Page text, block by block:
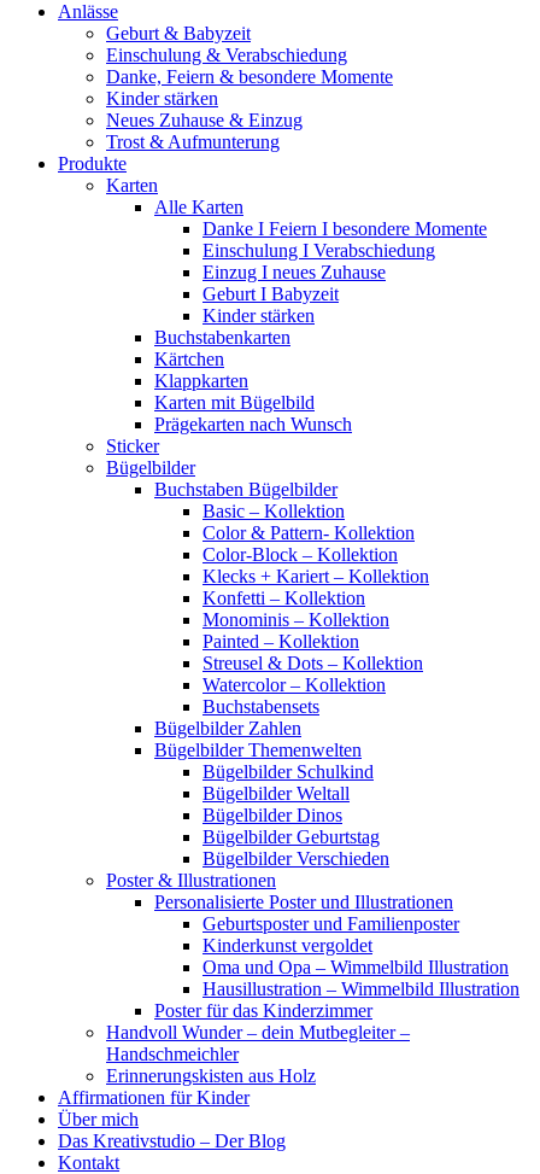
Anlässe
Geburt & Babyzeit
Einschulung & Verabschiedung
Danke, Feiern & besondere Momente
Kinder stärken
Neues Zuhause & Einzug
Trost & Aufmunterung
Produkte
Karten
Alle Karten
Danke I Feiern I besondere Momente
Einschulung I Verabschiedung
Einzug I neues Zuhause
Geburt I Babyzeit
Kinder stärken
Buchstabenkarten
Kärtchen
Klappkarten
Karten mit Bügelbild
Prägekarten nach Wunsch
Sticker
Bügelbilder
Buchstaben Bügelbilder
Basic – Kollektion
Color & Pattern- Kollektion
Color-Block – Kollektion
Klecks + Kariert – Kollektion
Konfetti – Kollektion
Monominis – Kollektion
Painted – Kollektion
Streusel & Dots – Kollektion
Watercolor – Kollektion
Buchstabensets
Bügelbilder Zahlen
Bügelbilder Themenwelten
Bügelbilder Schulkind
Bügelbilder Weltall
Bügelbilder Dinos
Bügelbilder Geburtstag
Bügelbilder Verschieden
Poster & Illustrationen
Personalisierte Poster und Illustrationen
Geburtsposter und Familienposter
Kinderkunst vergoldet
Oma und Opa – Wimmelbild Illustration
Hausillustration – Wimmelbild Illustration
Poster für das Kinderzimmer
Handvoll Wunder – dein Mutbegleiter –
Handschmeichler
Erinnerungskisten aus Holz
Affirmationen für Kinder
Über mich
Das Kreativstudio – Der Blog
Kontakt